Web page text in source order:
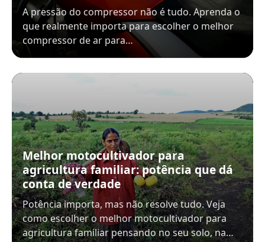
A pressão do compressor não é tudo. Aprenda o
que realmente importa para escolher o melhor
compressor de ar para…
Melhor motocultivador para
agricultura familiar: potência que dá
conta de verdade
Potência importa, mas não resolve tudo. Veja
como escolher o melhor motocultivador para
agricultura familiar pensando no seu solo, na…